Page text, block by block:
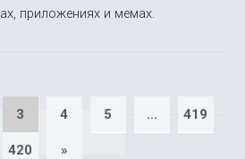
приложениях и мемах.
3 4 5 ... 419
420 »